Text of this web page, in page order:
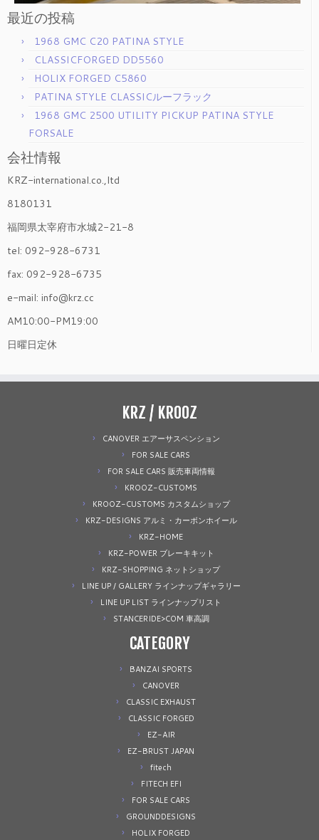
最近の投稿
1968 GMC C20 PATINA STYLE
CLASSICFORGED DD5560
HOLIX FORGED C5860
PATINA STYLE CLASSICルーフラック
1968 GMC 2500 UTILITY PICKUP PATINA STYLE
FORSALE
会社情報
KRZ-international.co.,ltd
8180131
福岡県太宰府市水城2-21-8
tel: 092-928-6731
fax: 092-928-6735
e-mail: info@krz.cc
AM10:00-PM19:00
日曜日定休
KRZ / KROOZ
CANOVER エアーサスペンション
FOR SALE CARS
FOR SALE CARS 販売車両情報
KROOZ-CUSTOMS
KROOZ-CUSTOMS カスタムショップ
KRZ-DESIGNS アルミ・カーボンホイール
KRZ-HOME
KRZ-POWER ブレーキキット
KRZ-SHOPPING ネットショップ
LINE UP / GALLERY ラインナップギャラリー
LINE UP LIST ラインナップリスト
STANCERIDE>COM 車高調
CATEGORY
BANZAI SPORTS
CANOVER
CLASSIC EXHAUST
CLASSIC FORGED
EZ-AIR
EZ-BRUST JAPAN
fitech
FITECH EFI
FOR SALE CARS
GROUNDDESIGNS
HOLIX FORGED